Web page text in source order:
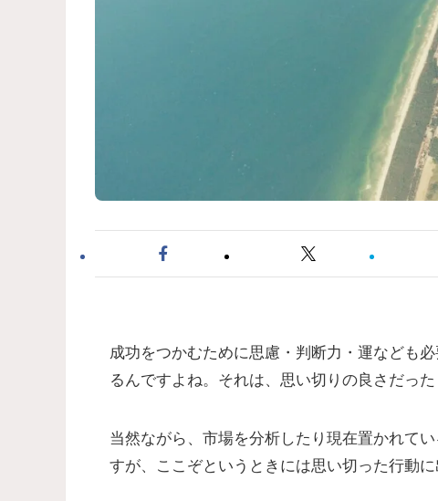
成功をつかむために思慮・判断力・運なども
るんですよね。それは、思い切りの良さだった
当然ながら、市場を分析したり現在置かれて
すが、ここぞというときには思い切った行動